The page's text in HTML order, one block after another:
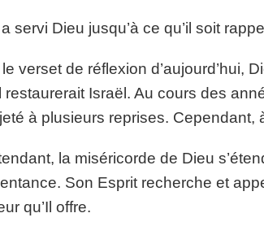
servi Dieu jusqu’à ce qu’il soit
verset de réflexion d’aujourd’hui,
restaurerait Israël. Au cours des
à plusieurs reprises.
la miséricorde de Dieu
Son Esprit recherche et
qu’Il offre.